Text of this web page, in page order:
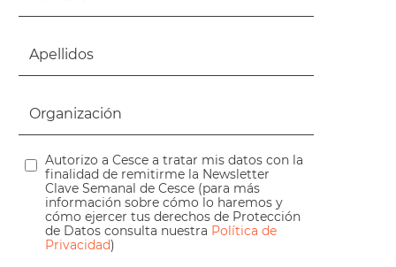
Autorizo a Cesce a tratar mis datos con la
finalidad de remitirme la Newsletter
Clave Semanal de Cesce (para más
información sobre cómo lo haremos y
cómo ejercer tus derechos de Protección
de Datos consulta nuestra Política de
Privacidad)